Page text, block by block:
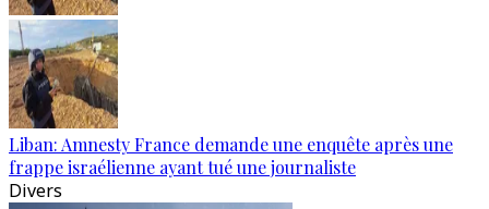
Liban: Amnesty France demande une enquête après une
frappe israélienne ayant tué une journaliste
Divers